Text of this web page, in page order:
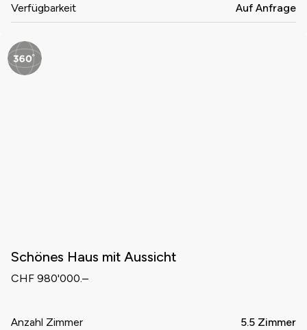
Verfügbarkeit Auf Anfrage
Schönes Haus mit Aussicht
CHF 980'000.–
Anzahl Zimmer 5.5 Zimmer